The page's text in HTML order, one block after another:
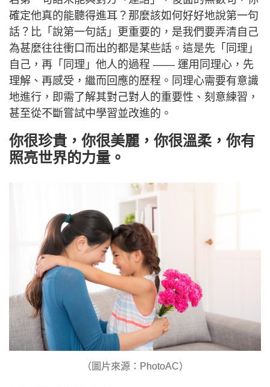
確定他真的能聽得進耳？那麼該如何好好地說第一句
話？比「說第一句話」更重要的，是我們要弄清自己
為甚麼往往衝口而出的都是某些話。這是先「同理」
自己，再「同理」他人的過程 —— 運用同理心，先
理解、再感受，繼而回應的歷程。同理心需要有意識
地進行，即需了解其對己對人的重要性、刻意練習，
甚至從不斷嘗試中學習並改進的。
你很珍貴，你很美麗，你很溫柔，你有
照亮世界的力量。
（圖片來源：PhotoAC）